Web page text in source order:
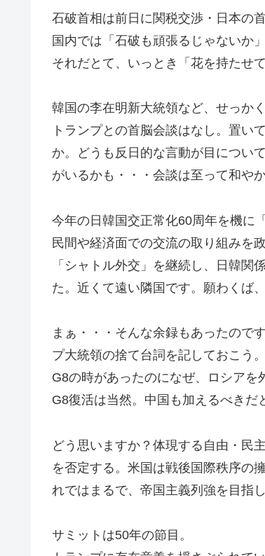
石破首相は前日に関税交渉・日本の
国内では「石破も頑張るじゃないか
それだとて、いっとき「花を持たせ
韓国の李在明新大統領など、せっか
トランプとの首脳会談はなし。置い
か。どうも反日的な言動が目につい
がいるかも・・・会談は至って和やか
今年の日韓国交正常化60周年を機に
民間や経済面での交流の取り組みを
「シャトル外交」を継続し、日韓関
た。近くて遠い隣国です。願わくば
まぁ・・・そんな余録もあったので
プ大統領の捨て台詞を記しておこう。
G8の時があったのになぜ、ロシアを
G8復活は当然。中国も加えるべきだ
どう思いますか？体現する自由・民
を否定する。米国は戦後国際秩序の
れではまるで、帝国主義列強を目指
サミットは50年の節目。